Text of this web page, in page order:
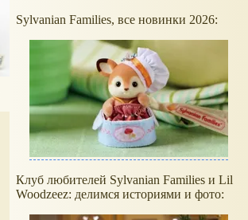
Sylvanian Families, все новинки 2026:
Клуб любителей Sylvanian Families и Lil
Woodzeez: делимся историями и фото: